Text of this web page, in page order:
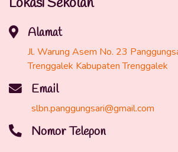
Alamat
Jl. Warung Asem No. 23
Trenggalek Kabupaten Trenggalek
Email
slbn.panggungsari@gmail.com
Nomor Telepon